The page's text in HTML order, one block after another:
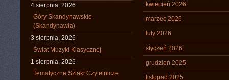
4 sierpnia, 2026
Góry Skandynawskie
(Skandynawia)
3 sierpnia, 2026
Świat Muzyki Klasycznej
1 sierpnia, 2026
Tematyczne Szlaki Czytelnicze
kwiecień 2026
marzec 2026
luty 2026
styczeń 2026
grudzień 2025
listopad 2025